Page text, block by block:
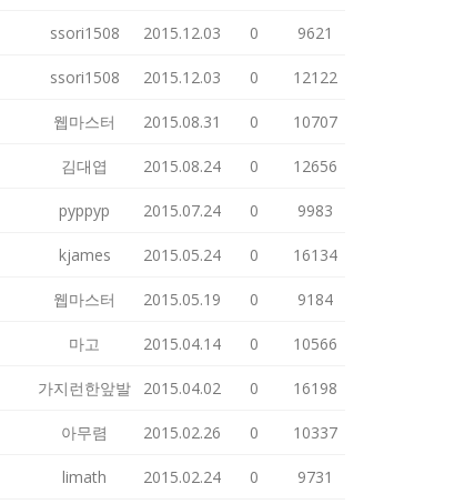
ssori1508 2015.12.03 0 9621
ssori1508 2015.12.03 0 12122
웹마스터 2015.08.31 0 10707
김대엽 2015.08.24 0 12656
pyppyp 2015.07.24 0 9983
kjames 2015.05.24 0 16134
웹마스터 2015.05.19 0 9184
마고 2015.04.14 0 10566
가지런한앞발 2015.04.02 0 16198
아무렴 2015.02.26 0 10337
limath 2015.02.24 0 9731